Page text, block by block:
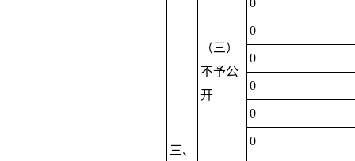
三、
（三）
不予公
开
0
0
0
0
0
0